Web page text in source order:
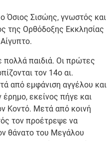
Όσιος Σισώης, γνωστός και
της Ορθόδοξης Εκκλησίας
πολλά παιδιά. Οι πρώτες
τον 14ο αι.
από εμφάνιση αγγέλου και
εκείνος πήγε και
Κοντό. Μετά από κοινή
τον προέτρεψε να
θάνατο του Μεγάλου